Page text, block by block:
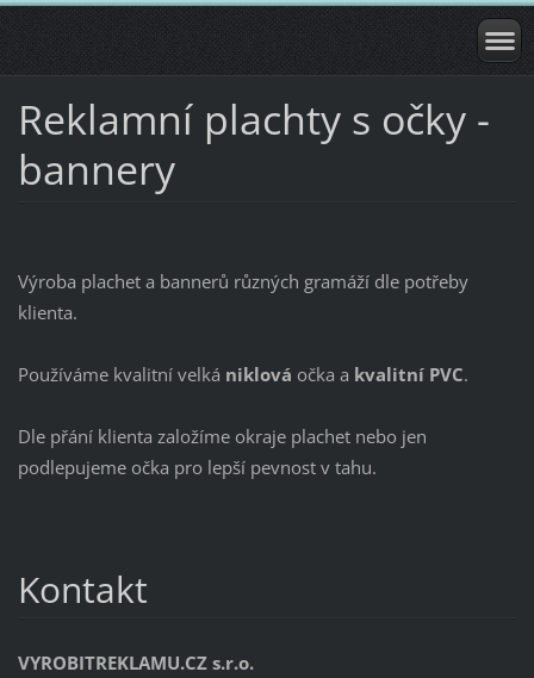
Reklamní plachty s očky -
bannery
Výroba plachet a bannerů různých gramáží dle potřeby
klienta.
Používáme kvalitní velká niklová očka a kvalitní PVC.
Dle přání klienta založíme okraje plachet nebo jen
podlepujeme očka pro lepší pevnost v tahu.
Kontakt
VYROBITREKLAMU.CZ s.r.o.